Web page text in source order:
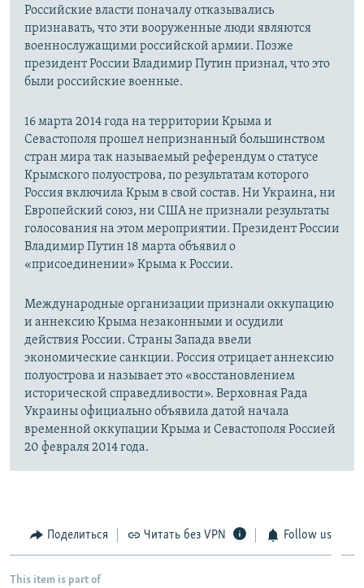
Российские власти поначалу отказывались
признавать, что эти вооруженные люди являются
военнослужащими российской армии. Позже
президент России Владимир Путин признал, что это
были российские военные.
16 марта 2014 года на территории Крыма и
Севастополя прошел непризнанный большинством
стран мира так называемый референдум о статусе
Крымского полуострова, по результатам которого
Россия включила Крым в свой состав. Ни Украина, ни
Европейский союз, ни США не признали результаты
голосования на этом мероприятии. Президент России
Владимир Путин 18 марта объявил о
«присоединении» Крыма к России.
Международные организации признали оккупацию
и аннексию Крыма незаконными и осудили
действия России. Страны Запада ввели
экономические санкции. Россия отрицает аннексию
полуострова и называет это «восстановлением
исторической справедливости». Верховная Рада
Украины официально объявила датой начала
временной оккупации Крыма и Севастополя Россией
20 февраля 2014 года.
Поделиться Читать без VPN Follow us
This item is part of